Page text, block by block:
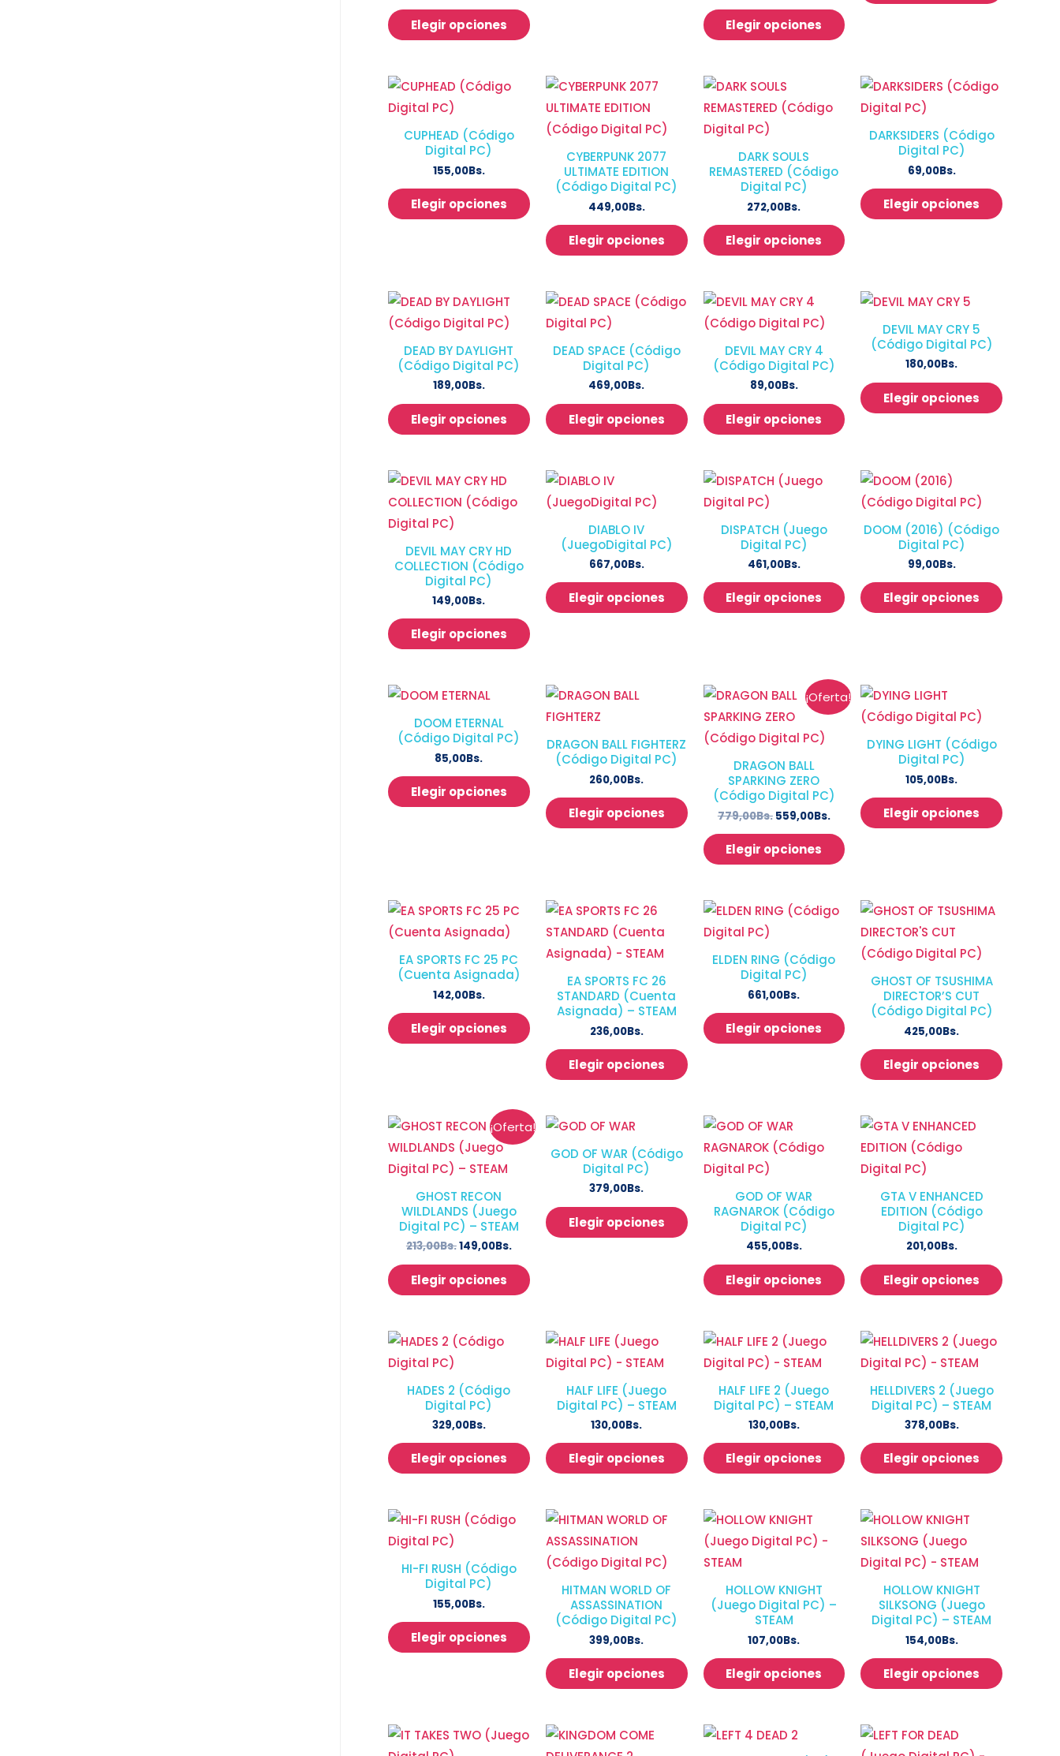
Elegir opciones Elegir opciones
CUPHEAD (Código
Digital PC)
155,00Bs.
Elegir opciones
CYBERPUNK 2077
ULTIMATE EDITION
(Código Digital PC)
449,00Bs.
Elegir opciones
DARK SOULS
REMASTERED (Código
Digital PC)
272,00Bs.
Elegir opciones
DARKSIDERS (Código
Digital PC)
69,00Bs.
Elegir opciones
DEAD BY DAYLIGHT
(Código Digital PC)
189,00Bs.
Elegir opciones
DEAD SPACE (Código
Digital PC)
469,00Bs.
Elegir opciones
DEVIL MAY CRY 4
(Código Digital PC)
89,00Bs.
Elegir opciones
DEVIL MAY CRY 5
(Código Digital PC)
180,00Bs.
Elegir opciones
DEVIL MAY CRY HD
COLLECTION (Código
Digital PC)
149,00Bs.
Elegir opciones
DIABLO IV
(JuegoDigital PC)
667,00Bs.
Elegir opciones
DISPATCH (Juego
Digital PC)
461,00Bs.
Elegir opciones
DOOM (2016) (Código
Digital PC)
99,00Bs.
Elegir opciones
DOOM ETERNAL
(Código Digital PC)
85,00Bs.
Elegir opciones
DRAGON BALL FIGHTERZ
(Código Digital PC)
260,00Bs.
Elegir opciones
¡Oferta!
DRAGON BALL
SPARKING ZERO
(Código Digital PC)
779,00Bs. 559,00Bs.
Elegir opciones
DYING LIGHT (Código
Digital PC)
105,00Bs.
Elegir opciones
EA SPORTS FC 25 PC
(Cuenta Asignada)
142,00Bs.
Elegir opciones
EA SPORTS FC 26
STANDARD (Cuenta
Asignada) – STEAM
236,00Bs.
Elegir opciones
ELDEN RING (Código
Digital PC)
661,00Bs.
Elegir opciones
GHOST OF TSUSHIMA
DIRECTOR’S CUT
(Código Digital PC)
425,00Bs.
Elegir opciones
¡Oferta!
GHOST RECON
WILDLANDS (Juego
Digital PC) – STEAM
213,00Bs.149,00Bs.
Elegir opciones
GOD OF WAR (Código
Digital PC)
379,00Bs.
Elegir opciones
GOD OF WAR
RAGNAROK (Código
Digital PC)
455,00Bs.
Elegir opciones
GTA V ENHANCED
EDITION (Código
Digital PC)
201,00Bs.
Elegir opciones
HADES 2 (Código
Digital PC)
329,00Bs.
Elegir opciones
HALF LIFE (Juego
Digital PC) – STEAM
130,00Bs.
Elegir opciones
HALF LIFE 2 (Juego
Digital PC) – STEAM
130,00Bs.
Elegir opciones
HELLDIVERS 2 (Juego
Digital PC) – STEAM
378,00Bs.
Elegir opciones
HI-FI RUSH (Código
Digital PC)
155,00Bs.
Elegir opciones
HITMAN WORLD OF
ASSASSINATION
(Código Digital PC)
399,00Bs.
Elegir opciones
HOLLOW KNIGHT
(Juego Digital PC) –
STEAM
107,00Bs.
Elegir opciones
HOLLOW KNIGHT
SILKSONG (Juego
Digital PC) – STEAM
154,00Bs.
Elegir opciones